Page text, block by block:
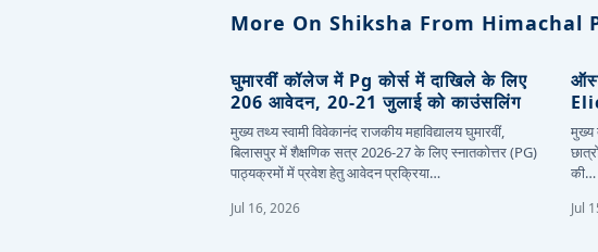
More On Shiksha From Himachal
घुमारवीं कॉलेज में Pg कोर्स में दाखिले के लिए
206 आवेदन, 20-21 जुलाई को काउंसलिंग
मुख्य तथ्य स्वामी विवेकानंद राजकीय महाविद्यालय घुमारवीं,
बिलासपुर में शैक्षणिक सत्र 2026-27 के लिए स्नातकोत्तर (PG)
पाठ्यक्रमों में प्रवेश हेतु आवेदन प्रक्रिया…
Jul 16, 2026
मुख्य
की…
Jul